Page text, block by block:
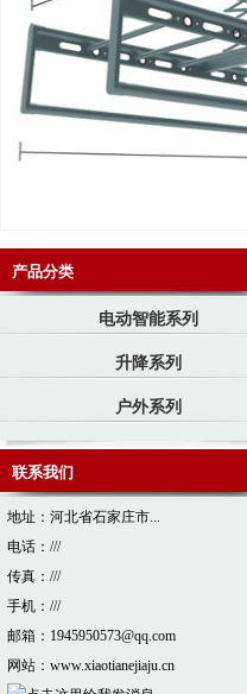
产品分类
电动智能系列
升降系列
户外系列
联系我们
地址：河北省石家庄市...
电话：///
传真：///
手机：///
邮箱：1945950573@qq.com
网站：www.xiaotianejiaju.cn